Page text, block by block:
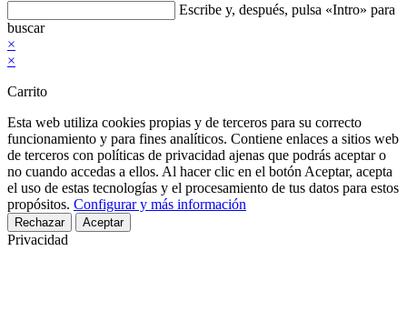
en
esta
web
Escribe y, después, pulsa «Intro» para
buscar
×
×
Carrito
Esta web utiliza cookies propias y de terceros para su correcto
funcionamiento y para fines analíticos. Contiene enlaces a sitios web
de terceros con políticas de privacidad ajenas que podrás aceptar o
no cuando accedas a ellos. Al hacer clic en el botón Aceptar, acepta
el uso de estas tecnologías y el procesamiento de tus datos para estos
propósitos. Configurar y más información
Rechazar Aceptar
Privacidad